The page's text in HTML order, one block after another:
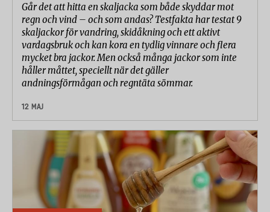
Går det att hitta en skaljacka som både skyddar mot
regn och vind – och som andas? Testfakta har testat 9
skaljackor för vandring, skidåkning och ett aktivt
vardagsbruk och kan kora en tydlig vinnare och flera
mycket bra jackor. Men också många jackor som inte
håller måttet, speciellt när det gäller
andningsförmågan och regntäta sömmar.
12 MAJ